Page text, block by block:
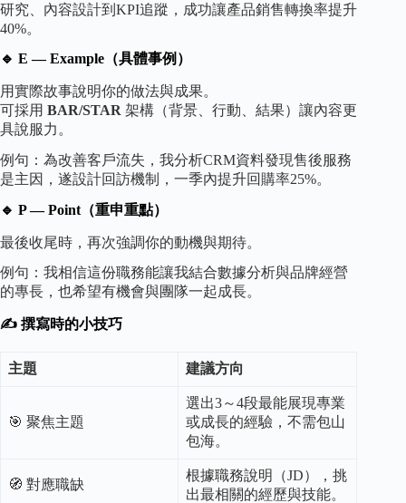
研究、內容設計到KPI追蹤，成功讓產品銷售轉換率提升
40%。
🔹 E — Example（具體事例）
用實際故事說明你的做法與成果。
可採用 BAR/STAR 架構（背景、行動、結果）讓內容更
具說服力。
例句：為改善客戶流失，我分析CRM資料發現售後服務
是主因，遂設計回訪機制，一季內提升回購率25%。
🔹 P — Point（重申重點）
最後收尾時，再次強調你的動機與期待。
例句：我相信這份職務能讓我結合數據分析與品牌經營
的專長，也希望有機會與團隊一起成長。
✍️ 撰寫時的小技巧
主題 建議方向
🎯 聚焦主題
選出3～4段最能展現專業
或成長的經驗，不需包山
包海。
🧭 對應職缺
根據職務說明（JD），挑
出最相關的經歷與技能。